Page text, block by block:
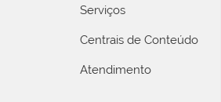
Serviços
Centrais de Conteúdo
Atendimento